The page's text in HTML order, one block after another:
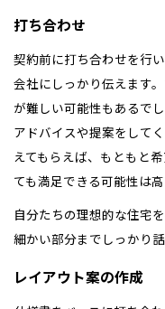
打ち合わせ
契約前に打ち合わせを行
会社にしっかり伝えます
が難しい可能性もあるで
アドバイスや提案をして
えてもらえば、もともと
ても満足できる可能性は高
自分たちの理想的な住宅
細かい部分までしっかり話
レイアウト案の作成